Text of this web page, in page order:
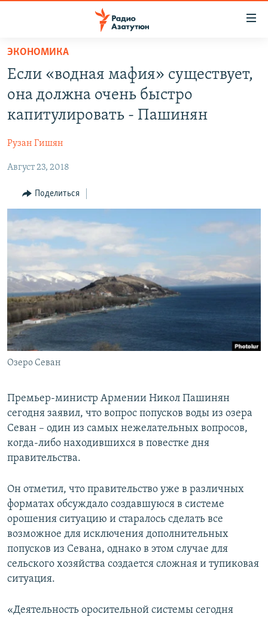
Перейти
основному
содержанию
основной
навигации
Перейти
поиску
ЭКОНОМИКА
РЕГИОН
НАГОРНЫЙ КАРАБАХ
КУЛЬТУРА
СПОРТ
АРХИВ
Հայերեն
English
Русский
Все сайты Радио Азатутюн
ЭКОНОМИКА
Если «водная мафия» существует,
она должна очень быстро
капитулировать - Пашинян
Рузан Гишян
Август 23, 2018
Поделиться
Озеро Севан
Премьер-министр Армении Никол Пашинян
сегодня заявил, что вопрос попусков воды из озера
Севан – один из самых нежелательных вопросов,
когда-либо находившихся в повестке дня
правительства.
Он отметил, что правительство уже в различных
форматах обсуждало создавшуюся в системе
орошения ситуацию и старалось сделать все
возможное для исключения дополнительных
попусков из Севана, однако в этом случае для
сельского хозяйства создается сложная и тупиковая
ситуация.
«Деятельность оросительной системы сегодня